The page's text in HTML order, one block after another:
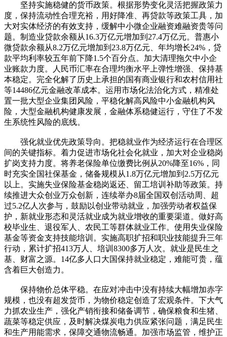
坚持实施稳健的货币政策。根据形势变化灵活把握政策力
度，保持流动性合理充裕，用好降准、再贷款等政策工具，加
大对实体经济的有效支持，缓解中小微企业融资难融资贵等问
题。制造业贷款余额从16.3万亿元增加到27.4万亿元。普惠小
微贷款余额从8.2万亿元增加到23.8万亿元、年均增长24%，贷
款平均利率较五年前下降1.5个百分点。加大清理拖欠中小企
业账款力度。人民币汇率在合理均衡水平上弹性增强、保持基
本稳定。完全化解了历史上承担的国有商业银行和农村信用社
等14486亿元金融改革成本。运用市场化法治化方式，精准处
置一批大型企业集团风险，平稳化解高风险中小金融机构风
险，大型金融机构健康发展，金融体系稳健运行，守住了不发
生系统性风险的底线。
强化就业优先政策导向。把稳就业作为经济运行在合理区
间的关键指标。着力促进市场化社会化就业，加大对企业稳岗
扩岗支持力度。将养老保险单位缴费比例从20%降至16%，同
时充实全国社保基金，储备规模从1.8万亿元增加到2.5万亿元
以上。实施失业保险基金稳岗返还、留工培训补助等政策。持
续推进大众创业万众创新，连续举办8届全国双创活动周、超
过5.2亿人次参与，鼓励以创业带动就业，加强劳动者权益保
护，新就业形态和灵活就业成为就业增收的重要渠道。做好高
校毕业生、退役军人、农民工等群体就业工作。使用失业保险
基金等资金支持技能培训。实施高职扩招和职业技能提升三年
行动，累计扩招413万人、培训8300多万人次。就业是民生之
基、财富之源。14亿多人口大国保持就业稳定，难能可贵，蕴
含着巨大创造力。
保持物价总体平稳。在应对冲击中没有持续大幅增加赤字
规模，也没有超发货币，为物价稳定创造了宏观条件。下大气
力抓农业生产，强化产销衔接和储备调节，确保粮食和生猪、
蔬菜等稳定供应，及时解决煤炭电力供应紧张问题，满足民生
和生产用能需求，保障交通物流畅通。加强市场监管，维护正